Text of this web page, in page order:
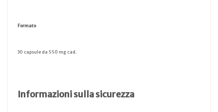
Formato
30 capsule da 550 mg cad.
Informazioni sulla sicurezza